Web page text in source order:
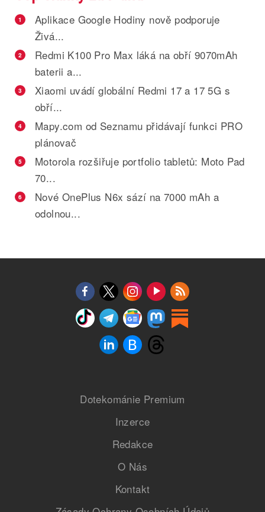
1
Aplikace Google Hodiny nově podporuje
Živá...
2
Redmi K100 Pro Max láká na obří 9070mAh
baterii a...
3
Xiaomi uvádí globální Redmi 17 a 17 5G s
obří...
4
Mapy.com od Seznamu přidávají funkci PRO
plánovač
5
Motorola rozšiřuje portfolio tabletů: Moto Pad
70...
6
Nové OnePlus N6x sází na 7000 mAh a
odolnou...
Dotekománie Premium
Inzerce
Redakce
O Nás
Kontakt